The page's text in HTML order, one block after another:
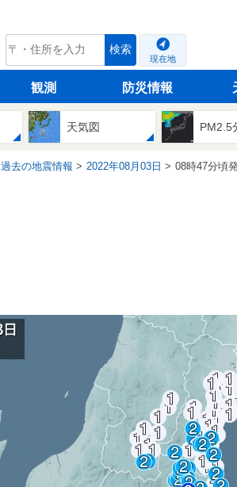
tenki.jp 検索
現在地
観測 防災情報
天気図 PM2.5
過去の地震情報 2022年08月03日 08時47分頃